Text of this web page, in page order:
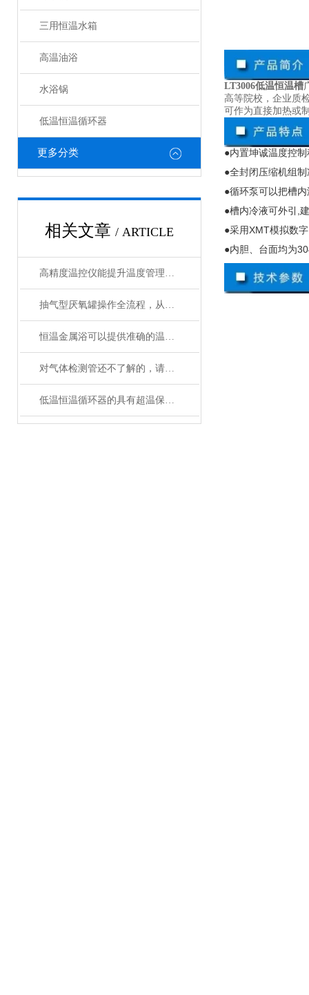
三用恒温水箱
高温油浴
水浴锅
低温恒温循环器
更多分类
相关文章 / ARTICLE
高精度温控仪能提升温度管理的精准性和效率
抽气型厌氧罐操作全流程，从设备准备到微生物培养的标准化指南
恒温金属浴可以提供准确的温度控制和恒温条件
对气体检测管还不了解的，请看这里！
低温恒温循环器的具有超温保护，传感器异常保护功能
LT3006低温恒温槽
高等院校，企业质
可作为直接加热或
●内置坤诚温度控
●全封闭压缩机组制
●循环泵可以把槽
●槽内冷液可外引 ,
●采用XMT模拟数字
●内胆、台面均为